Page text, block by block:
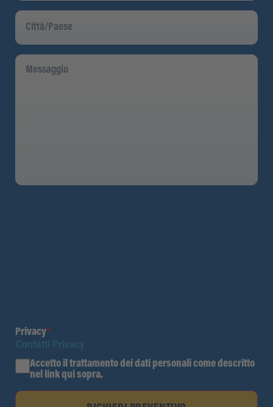
Città/Paese
Messaggio
Privacy*
Contatti Privacy
Accetto il trattamento dei dati personali come descritto
nel link qui sopra.